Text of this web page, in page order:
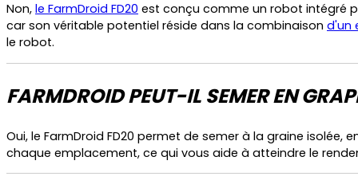
Non, le FarmDroid FD20 est conçu comme un robot intégré
car son véritable potentiel réside dans la combinaison d'un
le robot.
FARMDROID PEUT-IL SEMER EN
Oui, le FarmDroid FD20 permet de semer à la graine
chaque emplacement, ce qui vous aide à atteindre le